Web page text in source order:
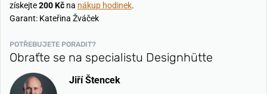
získejte200 Kč na nákup hodinek.
Garant: Kateřina Žváček
POTŘEBUJETE PORADIT?
Obraťte se na specialistu Designhütte
Jiří Štencek